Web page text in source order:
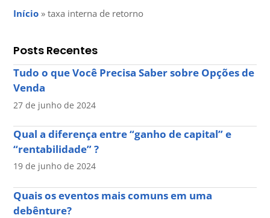
Início » taxa interna de retorno
Posts Recentes
Tudo o que Você Precisa Saber sobre Opções de
Venda
27 de junho de 2024
Qual a diferença entre “ganho de capital” e
“rentabilidade” ?
19 de junho de 2024
Quais os eventos mais comuns em uma
debênture?